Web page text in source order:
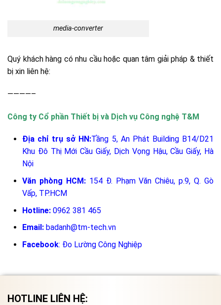
media-converter
Quý khách hàng có nhu cầu hoặc quan tâm giải pháp & thiết
bị xin liên hệ:
————–
Công ty Cổ phần Thiết bị và Dịch vụ Công nghệ T&M
Địa chỉ trụ sở HN:Tầng 5, An Phát Building B14/D21
Khu Đô Thị Mới Cầu Giấy, Dịch Vọng Hậu, Cầu Giấy, Hà
Nội
Văn phòng HCM:154 Đ. Phạm Văn Chiêu, p.9, Q. Gò
Vấp, TP.HCM
Hotline: 0962 381 465
Email: badanh@tm-tech.vn
Facebook: Đo Lường Công Nghiệp
HOTLINE LIÊN HỆ: